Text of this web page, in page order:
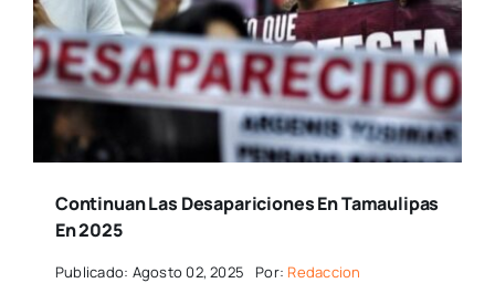
Continuan Las Desapariciones En Tamaulipas
En 2025
Publicado: Agosto 02, 2025 Por: Redaccion